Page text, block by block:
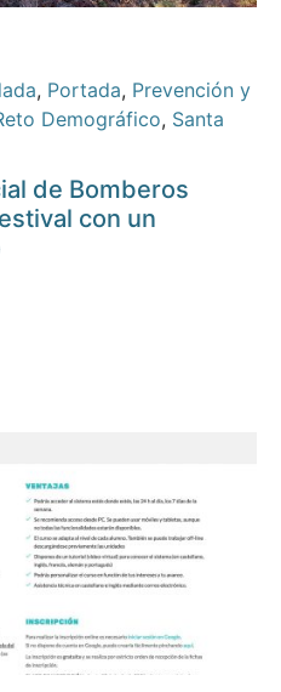
, Portada, Prevención y
Demográfico, Santa
de Bomberos
con un